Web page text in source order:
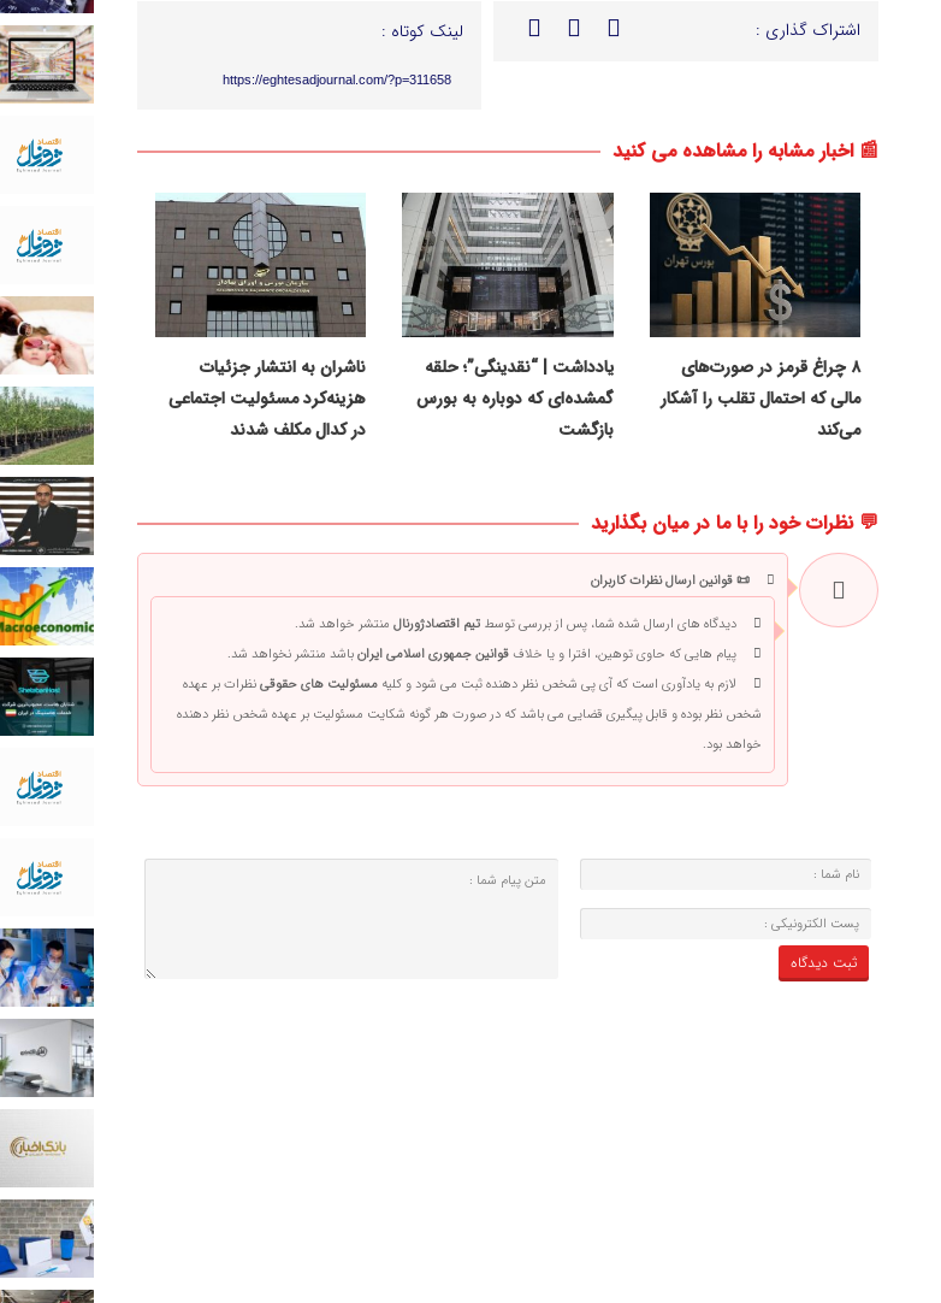
اشتراک گذاری : لینک کوتاه :
https://eghtesadjournal.com/?p=311658
📰 اخبار مشابه را مشاهده می کنید
۸ چراغ قرمز در صورت‌های
مالی که احتمال تقلب را آشکار
می‌کند
یادداشت | “نقدینگی”؛ حلقه
گمشده‌ای که دوباره به بورس
بازگشت
ناشران به انتشار جزئیات
هزینه‌کرد مسئولیت اجتماعی
در کدال مکلف شدند
💬 نظرات خود را با ما در میان بگذارید
📜 قوانین ارسال نظرات کاربران
دیدگاه های ارسال شده شما، پس از بررسی توسط تیم اقتصادژورنال منتشر خواهد شد.
پیام هایی که حاوی توهین، افترا و یا خلاف قوانین جمهوری اسلامی ایرانباشد منتشر نخواهد شد.
لازم به یادآوری است که آی پی شخص نظر دهنده ثبت می شود و کلیه مسئولیت های حقوقینظرات بر عهده
شخص نظر بوده و قابل پیگیری قضایی می باشد که در صورت هر گونه شکایت مسئولیت بر عهده شخص نظر دهنده
خواهد بود.